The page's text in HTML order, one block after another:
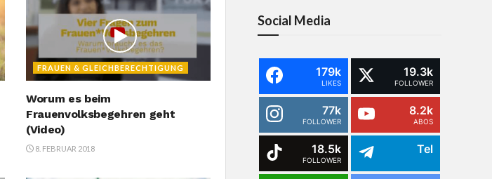
FRAUEN & GLEICHBERECHTIGUNG
Worum es beim
Frauenvolksbegehren geht
(Video)
8. FEBRUAR 2018
Social Media
179k
LIKES
19.3k
FOLLOWER
77k
FOLLOWER
8.2k
ABOS
18.5k
FOLLOWER
Tel